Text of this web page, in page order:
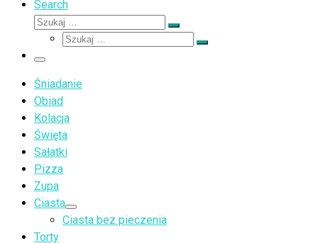
Search
Szukaj
Szukaj
Szukaj
Szukaj
Menu
Śniadanie
Obiad
Kolacja
Święta
Sałatki
Pizza
Zupa
Ciasta
Ciasta bez pieczenia
Torty